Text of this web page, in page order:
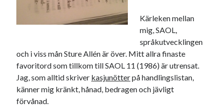
Sök
Kategorier
Kategorier
Kärleken mellan
mig, SAOL,
språkutvecklingen
och i viss mån Sture Allén är över. Mitt allra finaste
favoritord som tillkom till SAOL 11 (1986) är utrensat.
Jag, som alltid skriver kasjunötterpå handlingslistan,
känner mig kränkt, hånad, bedragen och jävligt
förvånad.